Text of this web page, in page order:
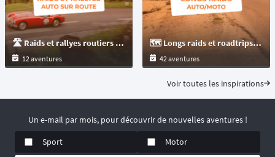
🛣️ Raids et rallyes routiers auto sur route goudronnée uniquement
12 aventures
🗺️ Longs raids et roadtrips de plus de 3000 km à parcourir en auto ou moto à travers le monde
42 aventures
Voir toutes les inspirations
Un e-mail par mois, pour découvrir de nouvelles aventures !
Sport
Motor